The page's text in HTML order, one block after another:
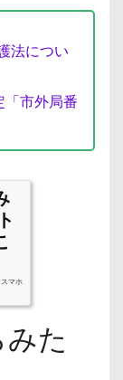
法につい
市外局番
マホ
悪質
探
偵に
た